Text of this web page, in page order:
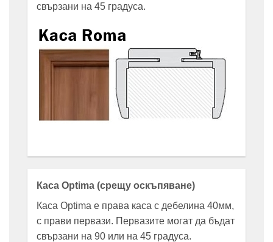
свързани на 45 градуса.
Каса Optima (срещу оскъпяване)
Каса Optima е права каса с дебелина 40мм,
с прави первази. Первазите могат да бъдат
свързани на 90 или на 45 градуса.